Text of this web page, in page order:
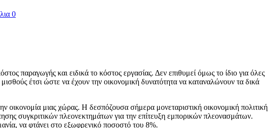
0
παραγωγής και ειδικά το κόστος εργασίας. Δεν επιθυμεί όμως το ίδιο για όλες
έτσι ώστε να έχουν την οικονομική δυνατότητα να καταναλώνουν τα δικά
οικονομία μιας χώρας. Η δεσπόζουσα σήμερα μονεταριστική οικονομική πολιτική
συγκριτικών πλεονεκτημάτων για την επίτευξη εμπορικών πλεονασμάτων.
να φτάνει στο εξωφρενικό ποσοστό του 8%.